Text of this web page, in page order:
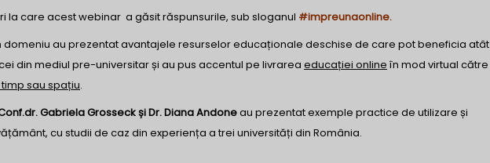
la care acest webinar a găsit răspunsurile, sub sloganul #impreunaonline.
domeniu au prezentat avantajele resurselor educaționale deschise de care pot beneficia atât
din mediul pre-universitar și au pus accentul pe livrarea educației online în mod virtual către
sau spațiu.
Gabriela Grosseck șiDr. Diana Andoneau prezentat exemple practice de utilizare și
cu studii de caz din experiența a trei universități din România.